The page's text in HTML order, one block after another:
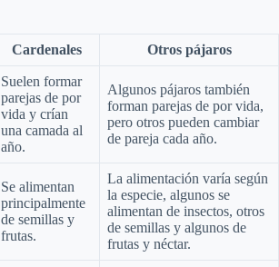
Cardenales Otros pájaros
Suelen formar
parejas de por
vida y crían
una camada al
año.
Algunos pájaros también
forman parejas de por vida,
pero otros pueden cambiar
de pareja cada año.
Se alimentan
principalmente
de semillas y
frutas.
La alimentación varía según
la especie, algunos se
alimentan de insectos, otros
de semillas y algunos de
frutas y néctar.